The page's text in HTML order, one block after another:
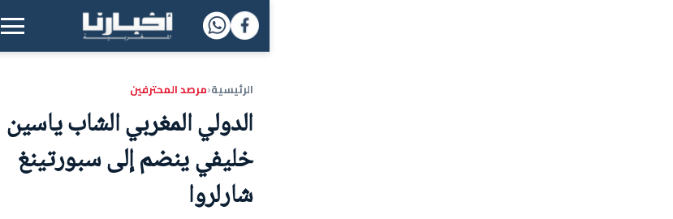
القائمة الرئيسية
الرئيسية‹مرصد المحترفين
الدولي المغربي الشاب ياسين
خليفي ينضم إلى سبورتينغ
شارلروا